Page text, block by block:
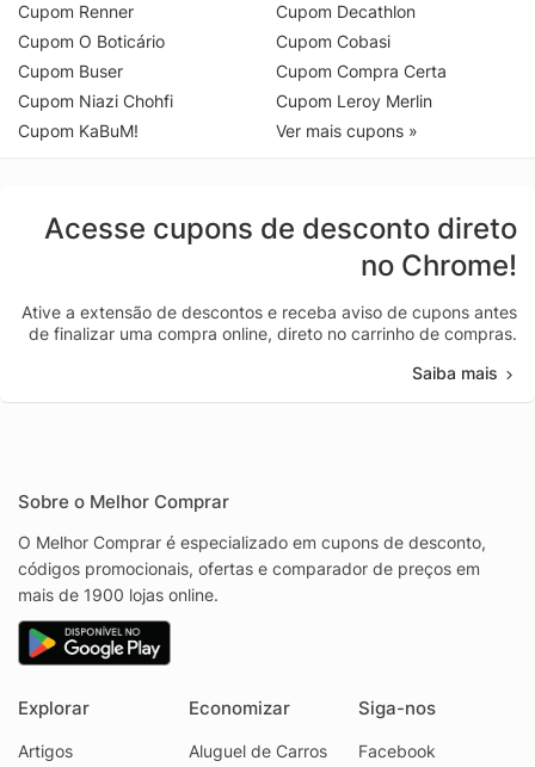
Cupom Renner
Cupom O Boticário
Cupom Buser
Cupom Niazi Chohfi
Cupom KaBuM!
Cupom Decathlon
Cupom Cobasi
Cupom Compra Certa
Cupom Leroy Merlin
Ver mais cupons »
Acesse cupons de desconto direto
no Chrome!
Ative a extensão de descontos e receba aviso de cupons antes
de finalizar uma compra online, direto no carrinho de compras.
Saiba mais
Sobre o Melhor Comprar
O Melhor Comprar é especializado em cupons de desconto,
códigos promocionais, ofertas e comparador de preços em
mais de 1900 lojas online.
Explorar
Artigos
Economizar
Aluguel de Carros
Siga-nos
Facebook